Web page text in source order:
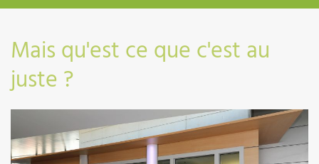
Mais qu'est ce que c'est au
juste ?